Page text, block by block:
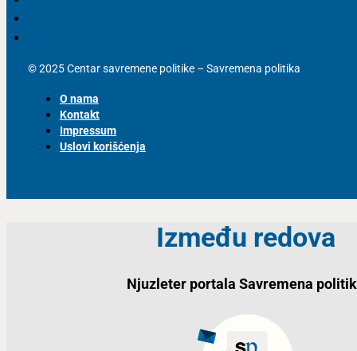
© 2025 Centar savremene politike – Savremena politika
O nama
Kontakt
Impressum
Uslovi korišćenja
Između redova
Njuzleter portala Savremena